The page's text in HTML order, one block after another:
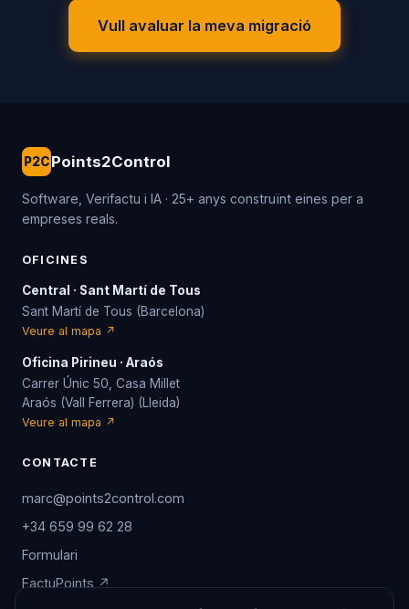
Vull avaluar la meva migració
P2CPoints2Control
Software, Verifactu i IA · 25+ anys construïnt eines per a
empreses reals.
OFICINES
Central · Sant Martí de Tous
Sant Martí de Tous (Barcelona)
Veure al mapa ↗
Oficina Pirineu · Araós
Carrer Únic 50, Casa Millet
Araós (Vall Ferrera) (Lleida)
Veure al mapa ↗
CONTACTE
marc@points2control.com
+34 659 99 62 28
Formulari
FactuPoints ↗